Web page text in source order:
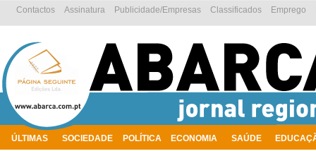
ÚLTIMAS SOCIEDADE POLÍTICA ECONOMIA SAÚDE
Emprego
Classificados
Publicidade/Empresas
Assinatura
Contactos